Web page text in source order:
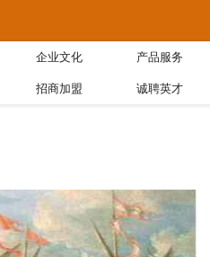
企业文化 产品服务
招商加盟 诚聘英才